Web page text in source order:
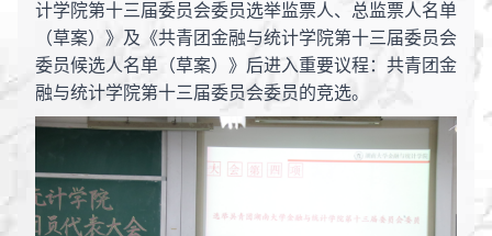
计学院第十三届委员会委员选举监票人、总监票人名单
（草案）》及《共青团金融与统计学院第十三届委员会
委员候选人名单（草案）》后进入重要议程：共青团金
融与统计学院第十三届委员会委员的竞选。